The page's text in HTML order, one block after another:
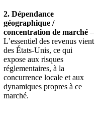
2. Dépendance
géographique /
concentration de marché –
L’essentiel des revenus vient
des États-Unis, ce qui
expose aux risques
réglementaires, à la
concurrence locale et aux
dynamiques propres à ce
marché.